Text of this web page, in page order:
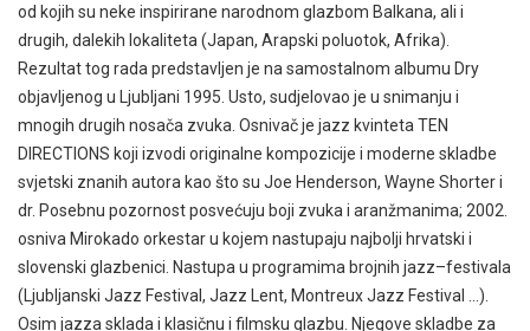
od kojih su neke inspirirane narodnom glazbom Balkana, ali i
drugih, dalekih lokaliteta (Japan, Arapski poluotok, Afrika).
Rezultat tog rada predstavljen je na samostalnom albumu Dry
objavljenog u Ljubljani 1995. Usto, sudjelovao je u snimanju i
mnogih drugih nosača zvuka. Osnivač je jazz kvinteta TEN
DIRECTIONS koji izvodi originalne kompozicije i moderne skladbe
svjetski znanih autora kao što su Joe Henderson, Wayne Shorter i
dr. Posebnu pozornost posvećuju boji zvuka i aranžmanima; 2002.
osniva Mirokado orkestar u kojem nastupaju najbolji hrvatski i
slovenski glazbenici. Nastupa u programima brojnih jazz–festivala
(Ljubljanski Jazz Festival, Jazz Lent, Montreux Jazz Festival …).
Osim jazza sklada i klasičnu i filmsku glazbu. Njegove skladbe za